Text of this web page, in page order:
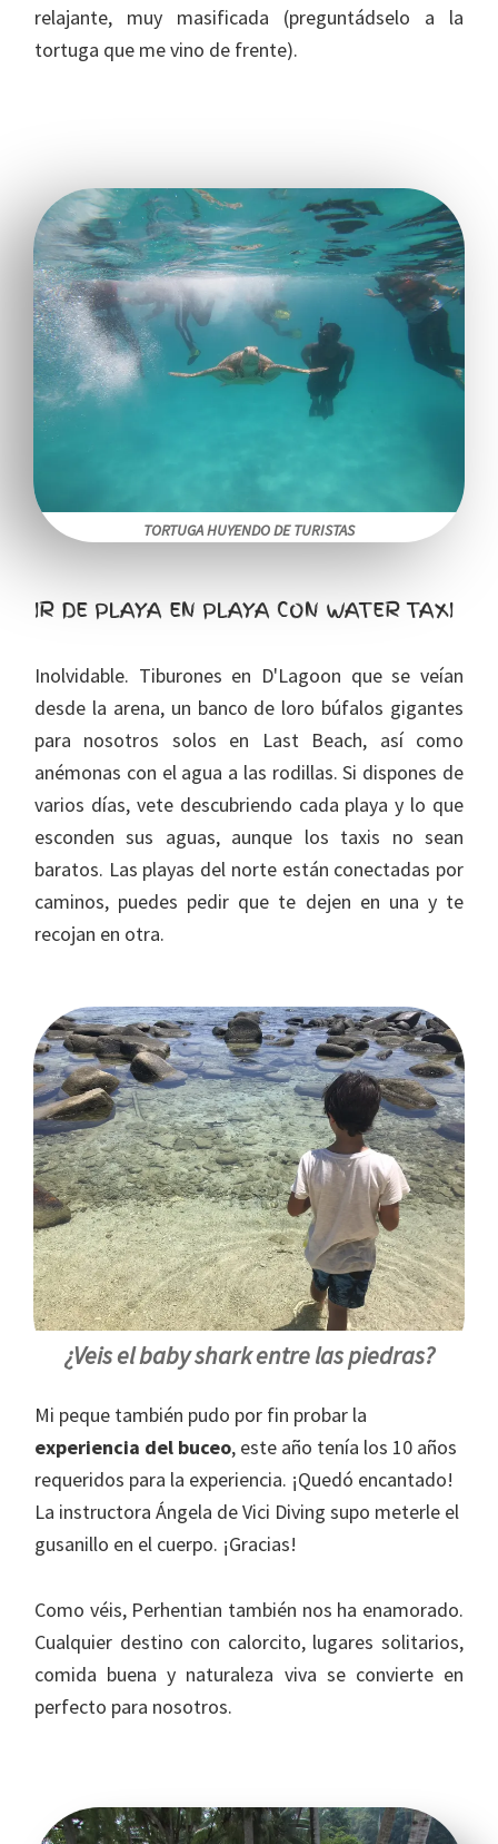
relajante, muy masificada (preguntádselo a la
tortuga que me vino de frente).
TORTUGA HUYENDO DE TURISTAS
IR DE PLAYA EN PLAYA CON WATER TAXI
Inolvidable. Tiburones en D'Lagoon que se veían
desde la arena, un banco de loro búfalos gigantes
para nosotros solos en Last Beach, así como
anémonas con el agua a las rodillas. Si dispones de
varios días, vete descubriendo cada playa y lo que
esconden sus aguas, aunque los taxis no sean
baratos. Las playas del norte están conectadas por
caminos, puedes pedir que te dejen en una y te
recojan en otra.
¿Veis el baby shark entre las piedras?
Mi peque también pudo por fin probar la
experiencia del buceo, este año tenía los 10 años
requeridos para la experiencia. ¡Quedó encantado!
La instructora Ángela de Vici Diving supo meterle el
gusanillo en el cuerpo. ¡Gracias!
Como véis, Perhentian también nos ha enamorado.
Cualquier destino con calorcito, lugares solitarios,
comida buena y naturaleza viva se convierte en
perfecto para nosotros.